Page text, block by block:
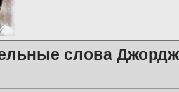
слова